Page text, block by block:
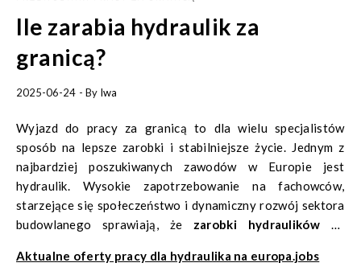
Ile zarabia hydraulik za
granicą?
2025-06-24 - By Iwa
Wyjazd do pracy za granicą to dla wielu specjalistów
sposób na lepsze zarobki i stabilniejsze życie. Jednym z
najbardziej poszukiwanych zawodów w Europie jest
hydraulik. Wysokie zapotrzebowanie na fachowców,
starzejące się społeczeństwo i dynamiczny rozwój sektora
budowlanego sprawiają, że zarobki hydraulików za
hydraulik za granicąi od czego zależy jego
Aktualne oferty pracy dla hydraulika na europa.jobs